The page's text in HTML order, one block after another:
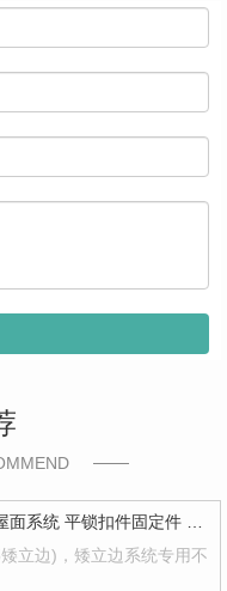
立边)，矮立边系统专用不